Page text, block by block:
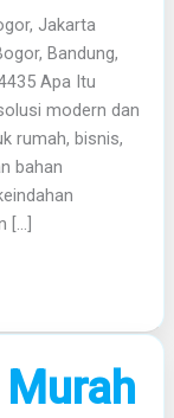
Jakarta
Bandung,
Apa Itu
modern dan
rumah, bisnis,
bahan
[…]